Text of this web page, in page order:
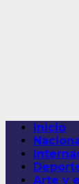
Menú
principal
Inicio
Arte y